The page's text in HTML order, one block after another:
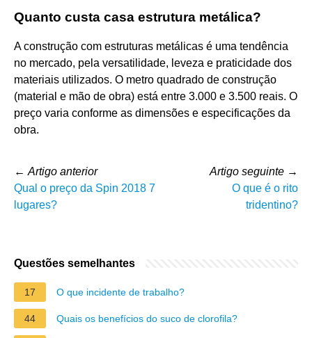
Quanto custa casa estrutura metálica?
A construção com estruturas metálicas é uma tendência
no mercado, pela versatilidade, leveza e praticidade dos
materiais utilizados. O metro quadrado de construção
(material e mão de obra) está entre 3.000 e 3.500 reais. O
preço varia conforme as dimensões e especificações da
obra.
← Artigo anterior
Qual o preço da Spin 2018 7
lugares?
Artigo seguinte →
O que é o rito
tridentino?
Questões semelhantes
17 O que incidente de trabalho?
44 Quais os benefícios do suco de clorofila?